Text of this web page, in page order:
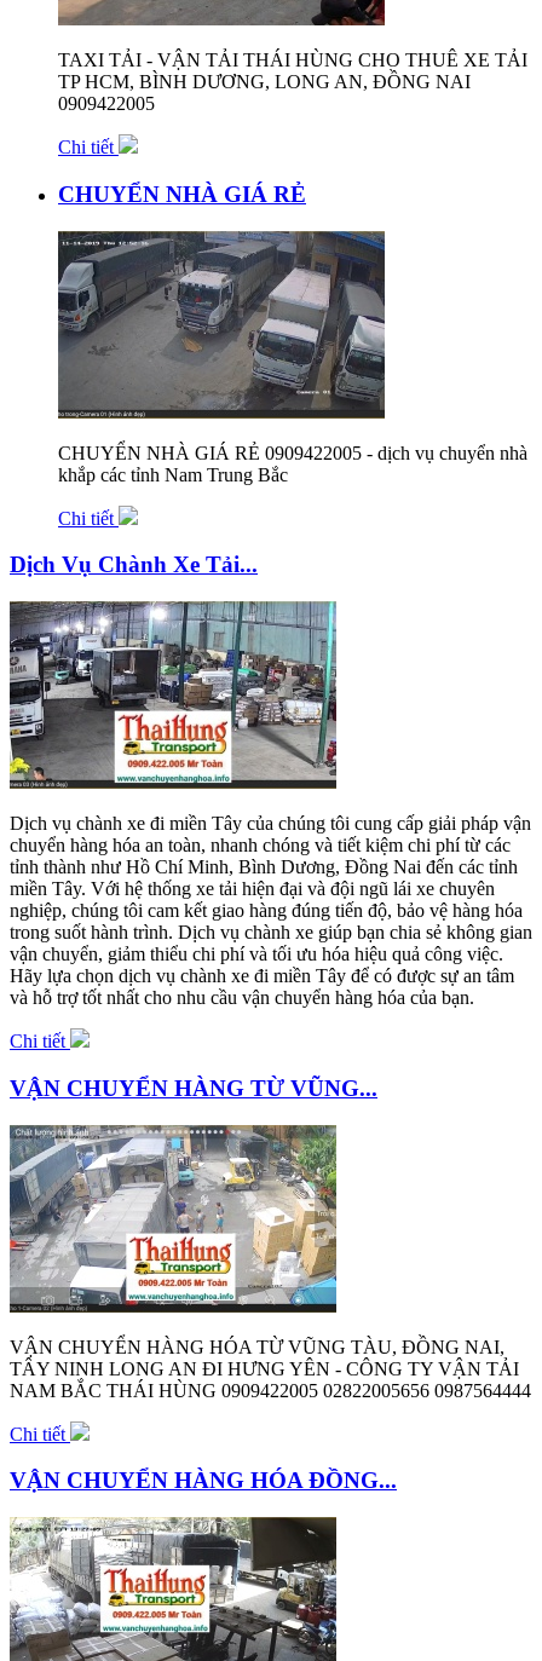
TAXI TẢI - VẬN TẢI THÁI HÙNG CHO THUÊ XE TẢI
TP HCM, BÌNH DƯƠNG, LONG AN, ĐỒNG NAI
0909422005
Chi tiết
CHUYỂN NHÀ GIÁ RẺ
CHUYỂN NHÀ GIÁ RẺ 0909422005 - dịch vụ chuyển nhà
khắp các tỉnh Nam Trung Bắc
Chi tiết
Dịch Vụ Chành Xe Tải...
Dịch vụ chành xe đi miền Tây của chúng tôi cung cấp giải pháp vận
chuyển hàng hóa an toàn, nhanh chóng và tiết kiệm chi phí từ các
tỉnh thành như Hồ Chí Minh, Bình Dương, Đồng Nai đến các tỉnh
miền Tây. Với hệ thống xe tải hiện đại và đội ngũ lái xe chuyên
nghiệp, chúng tôi cam kết giao hàng đúng tiến độ, bảo vệ hàng hóa
trong suốt hành trình. Dịch vụ chành xe giúp bạn chia sẻ không gian
vận chuyển, giảm thiểu chi phí và tối ưu hóa hiệu quả công việc.
Hãy lựa chọn dịch vụ chành xe đi miền Tây để có được sự an tâm
và hỗ trợ tốt nhất cho nhu cầu vận chuyển hàng hóa của bạn.
Chi tiết
VẬN CHUYỂN HÀNG TỪ VŨNG...
VẬN CHUYỂN HÀNG HÓA TỪ VŨNG TÀU, ĐỒNG NAI,
TÂY NINH LONG AN ĐI HƯNG YÊN - CÔNG TY VẬN TẢI
NAM BẮC THÁI HÙNG 0909422005 02822005656 0987564444
Chi tiết
VẬN CHUYỂN HÀNG HÓA ĐỒNG...